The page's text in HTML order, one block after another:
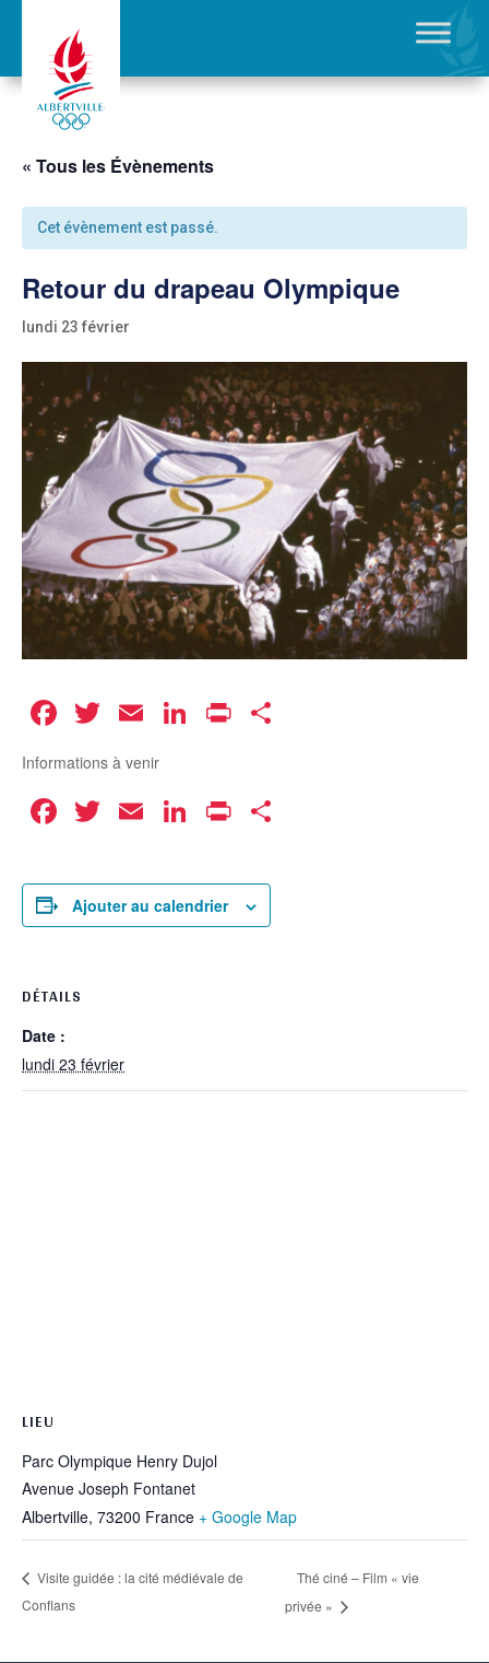
« Tous les Évènements
Cet évènement est passé.
Retour du drapeau Olympique
lundi 23 février
Facebook
Twitter
EmailLinkedIn
Print
Informations à venir
Facebook
Twitter
EmailLinkedIn
Print
Ajouter au calendrier
DÉTAILS
Date :
lundi 23 février
LIEU
Parc Olympique Henry Dujol
Avenue Joseph Fontanet
Albertville, 73200 France + Google Map
Visite guidée : la cité médiévale de
Conflans
Thé ciné – Film « vie
privée »